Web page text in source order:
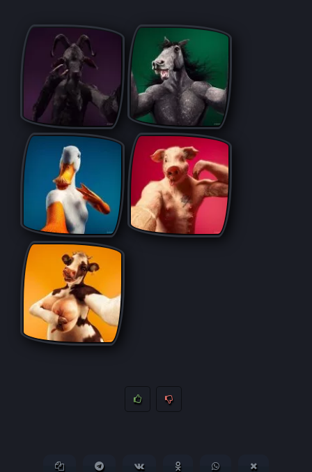
Копировать ссылкуПоделиться в Telegram
Поделиться ВКонтактеПоделиться в
Поделиться в